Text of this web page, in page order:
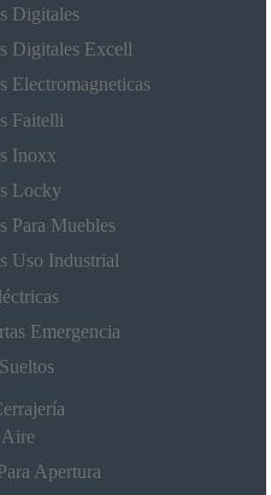
Digitales
Digitales Excell
Electromagneticas
Faitelli
Inoxx
Locky
Para Muebles
Uso Industrial
Emergencia
Aire
Apertura